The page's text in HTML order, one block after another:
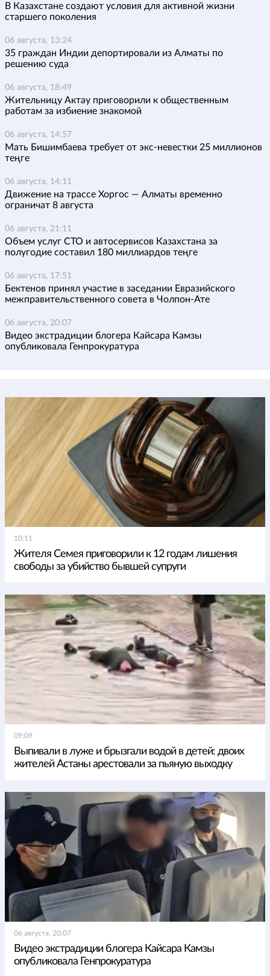
В Казахстане создают условия для активной жизни
старшего поколения
06 августа, 13:24
35 граждан Индии депортировали из Алматы по
решению суда
06 августа, 18:49
Жительницу Актау приговорили к общественным
работам за избиение знакомой
06 августа, 14:57
Мать Бишимбаева требует от экс-невестки 25 миллионов
теңге
06 августа, 14:11
Движение на трассе Хоргос — Алматы временно
ограничат 8 августа
06 августа, 21:11
Объем услуг СТО и автосервисов Казахстана за
полугодие составил 180 миллиардов теңге
06 августа, 17:51
Бектенов принял участие в заседании Евразийского
межправительственного совета в Чолпон-Ате
06 августа, 20:07
Видео экстрадиции блогера Кайсара Камзы
опубликовала Генпрокуратура
10:11
Жителя Семея приговорили к 12 годам лишения
свободы за убийство бывшей супруги
09:09
Выпивали в луже и брызгали водой в детей: двоих
жителей Астаны арестовали за пьяную выходку
06 августа, 20:07
Видео экстрадиции блогера Кайсара Камзы
опубликовала Генпрокуратура